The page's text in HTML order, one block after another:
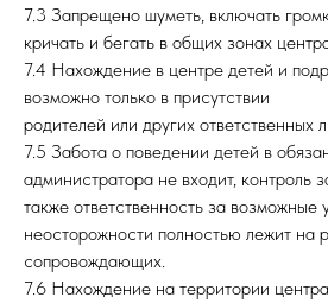
7.3 Запрещено шуметь, включать
кричать и бегать в общих зонах
7.4 Нахождение в центре детей и
возможно только в присутствии
родителей или других ответственных
7.5 Забота о поведении детей в
администратора не входит, контроль
также ответственность за возможные
неосторожности полностью лежит на
сопровождающих.
7.6 Нахождение на территории